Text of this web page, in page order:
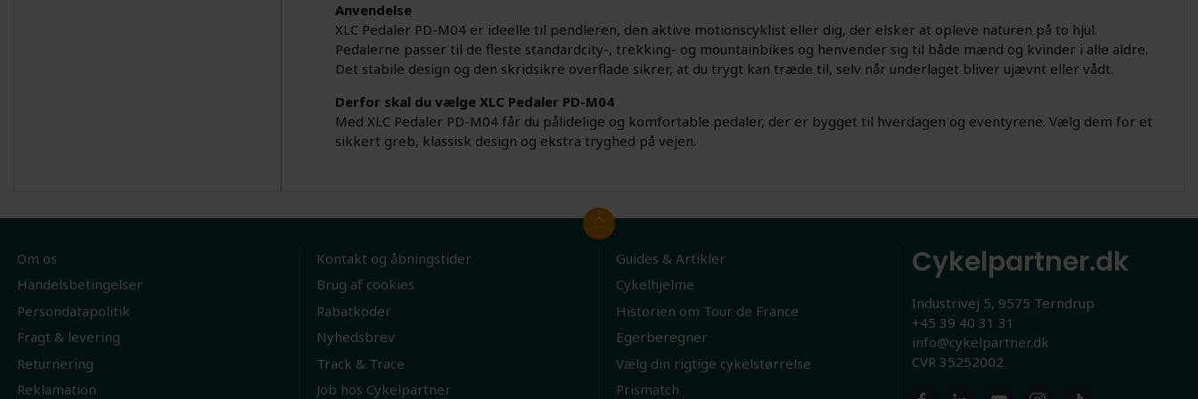
Anvendelse
XLC Pedaler PD-M04 er ideelle til pendleren, den aktive motionscyklist eller dig, der elsker at opleve naturen på to hjul.
Pedalerne passer til de fleste standardcity-, trekking- og mountainbikes og henvender sig til både mænd og kvinder i alle aldre.
Det stabile design og den skridsikre overflade sikrer, at du trygt kan træde til, selv når underlaget bliver ujævnt eller vådt.
Derfor skal du vælge XLC Pedaler PD-M04
Med XLC Pedaler PD-M04 får du pålidelige og komfortable pedaler, der er bygget til hverdagen og eventyrene. Vælg dem for et
sikkert greb, klassisk design og ekstra tryghed på vejen.
Om os
Handelsbetingelser
Persondatapolitik
Fragt & levering
Returnering
Reklamation
Kontakt og åbningstider
Brug af cookies
Rabatkoder
Nyhedsbrev
Track & Trace
Job hos Cykelpartner
Guides & Artikler
Cykelhjelme
Historien om Tour de France
Egerberegner
Vælg din rigtige cykelstørrelse
Prismatch
Cykelpartner.dk
Industrivej 5, 9575 Terndrup
+45 39 40 31 31
info@cykelpartner.dk
CVR 35252002